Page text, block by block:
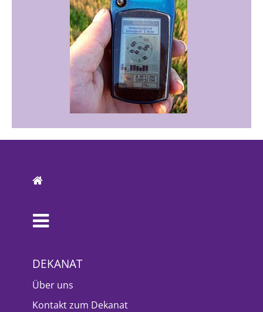
DEKANAT
Über uns
Kontakt zum Dekanat